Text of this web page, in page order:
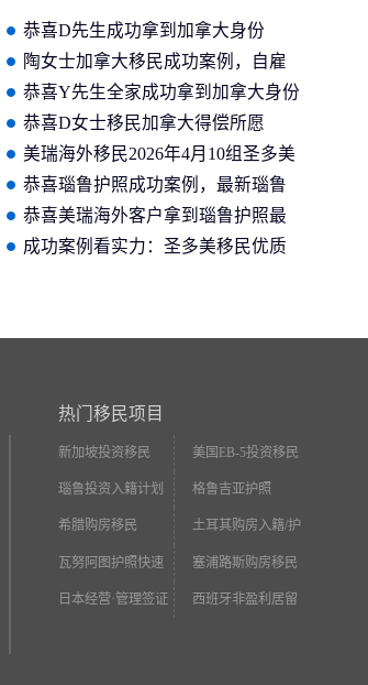
恭喜D先生成功拿到加拿大身份
陶女士加拿大移民成功案例，自雇
移民加拿大
恭喜Y先生全家成功拿到加拿大身份
恭喜D女士移民加拿大得偿所愿
美瑞海外移民2026年4月10组圣多美
护照成功案例分享
恭喜瑙鲁护照成功案例，最新瑙鲁
护照批准获批信
恭喜美瑞海外客户拿到瑙鲁护照最
新获批信(2026年4月16日)
成功案例看实力：圣多美移民优质
热门移民项目
新加坡投资移民 美国EB-5投资移民
瑙鲁投资入籍计划 格鲁吉亚护照
希腊购房移民 土耳其购房入籍/护
照
瓦努阿图护照快速
入籍
塞浦路斯购房移民
日本经营·管理签证 西班牙非盈利居留